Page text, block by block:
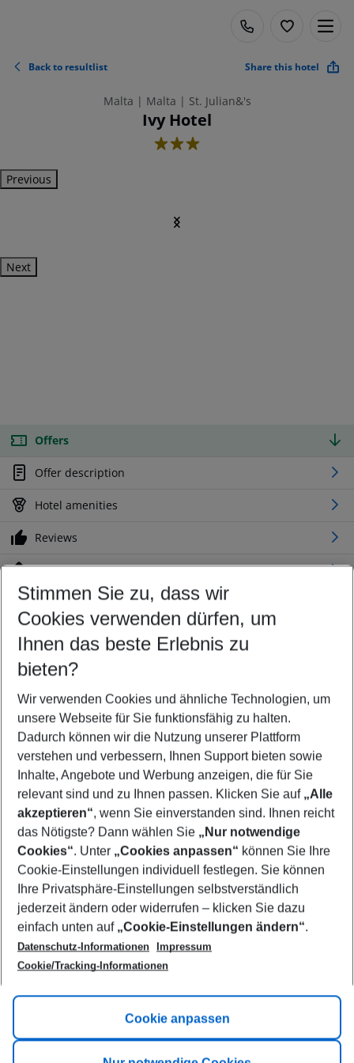
Back to resultlist Share this hotel
Malta | Malta | St. Julian&'s
Ivy Hotel
3
Previous
Next
Offers
Offer description
Hotel amenities
Reviews
Location
Customize your offer
Find the perfect deal which suits your best
Your departure airport
Any airport
Select your date range
10/08/26–08/08/27 5-8 nights
Who will travel
2 adults No children
Show more filter
Footer
Footer navigation
Title A
Link A
Stimmen Sie zu, dass wir
Cookies verwenden dürfen, um
Ihnen das beste Erlebnis zu
bieten?
Wir verwenden Cookies und ähnliche Technologien, um
unsere Webseite für Sie funktionsfähig zu halten.
Dadurch können wir die Nutzung unserer Plattform
verstehen und verbessern, Ihnen Support bieten sowie
Inhalte, Angebote und Werbung anzeigen, die für Sie
relevant sind und zu Ihnen passen. Klicken Sie auf „Alle
akzeptieren“, wenn Sie einverstanden sind. Ihnen reicht
das Nötigste? Dann wählen Sie „Nur notwendige
Cookies“. Unter „Cookies anpassen“ können Sie Ihre
Cookie-Einstellungen individuell festlegen. Sie können
Ihre Privatsphäre-Einstellungen selbstverständlich
jederzeit ändern oder widerrufen – klicken Sie dazu
einfach unten auf „Cookie-Einstellungen ändern“.
Datenschutz-Informationen
Impressum
Cookie/Tracking-Informationen
Cookie anpassen